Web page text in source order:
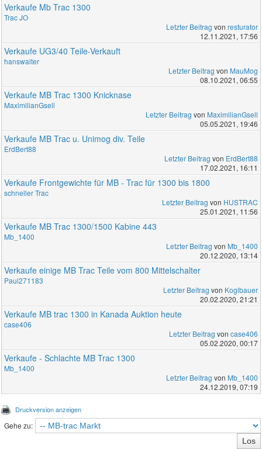
Verkaufe Mb Trac 1300
Trac JO
Letzter Beitrag von resturator
12.11.2021, 17:56
Verkaufe UG3/40 Teile-Verkauft
hanswalter
Letzter Beitrag von MauMog
08.10.2021, 06:55
Verkaufe MB Trac 1300 Knicknase
MaximilianGsell
Letzter Beitrag von MaximilianGsell
05.05.2021, 19:46
Verkaufe MB Trac u. Unimog div. Teile
ErdBert88
Letzter Beitrag von ErdBert88
17.02.2021, 16:11
Verkaufe Frontgewichte für MB - Trac für 1300 bis 1800
schneller Trac
Letzter Beitrag von HUSTRAC
25.01.2021, 11:56
Verkaufe MB Trac 1300/1500 Kabine 443
Mb_1400
Letzter Beitrag von Mb_1400
20.12.2020, 13:14
Verkaufe einige MB Trac Teile vom 800 Mittelschalter
Paul271183
Letzter Beitrag von Koglbauer
20.02.2020, 21:21
Verkaufe MB trac 1300 in Kanada Auktion heute
case406
Letzter Beitrag von case406
05.02.2020, 00:17
Verkaufe - Schlachte MB Trac 1300
Mb_1400
Letzter Beitrag von Mb_1400
24.12.2019, 07:19
Druckversion anzeigen
Gehe zu: